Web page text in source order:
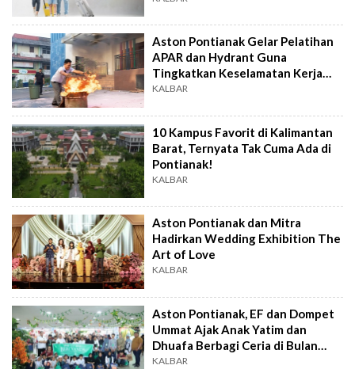
Aston Pontianak Gelar Pelatihan
APAR dan Hydrant Guna
Tingkatkan Keselamatan Kerja
Karyawan
KALBAR
10 Kampus Favorit di Kalimantan
Barat, Ternyata Tak Cuma Ada di
Pontianak!
KALBAR
Aston Pontianak dan Mitra
Hadirkan Wedding Exhibition The
Art of Love
KALBAR
Aston Pontianak, EF dan Dompet
Ummat Ajak Anak Yatim dan
Dhuafa Berbagi Ceria di Bulan
Ramadhan
KALBAR